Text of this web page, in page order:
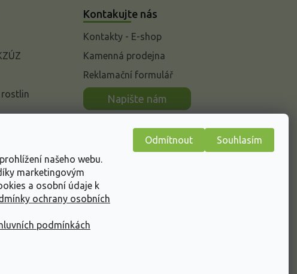
našeho webu.
marketingovým
a osobní údaje k
ochrany osobních
podmínkách
Odmítnout Souhlasím
rostlin
Kontakujte nás
Kontakty - E-shop
Kamenná prodejna
Reklamační formulář
Napište nám